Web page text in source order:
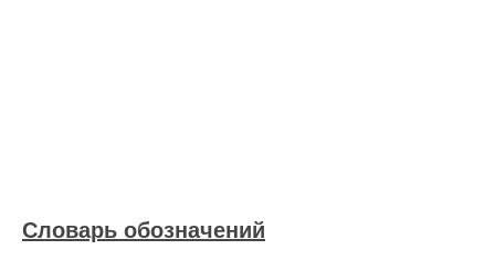
Словарь обозначений